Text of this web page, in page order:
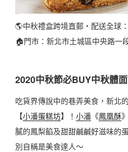
🌎中秋禮盒跨境直郵・配送全球：
🏠門市：新北市土城區中央路一
2020中秋節必BUY中秋體
吃貨界傳說中的巷弄美食，新北
【小潘蛋糕坊】！ 小潘 《鳳凰酥
膩的鳳梨餡及甜甜鹹鹹好滋味的
別自稱是美食達人～